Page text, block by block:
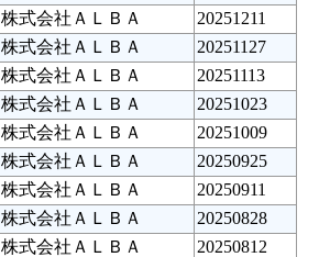
株式会社ＡＬＢＡ
20251211
株式会社ＡＬＢＡ
20251127
株式会社ＡＬＢＡ
20251113
株式会社ＡＬＢＡ
20251023
株式会社ＡＬＢＡ
20251009
株式会社ＡＬＢＡ
20250925
株式会社ＡＬＢＡ
20250911
株式会社ＡＬＢＡ
20250828
株式会社ＡＬＢＡ
20250812